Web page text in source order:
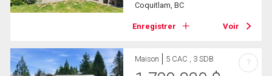
Coquitlam, BC
Enregistrer Voir
Maison 5 CAC , 3 SDB ?